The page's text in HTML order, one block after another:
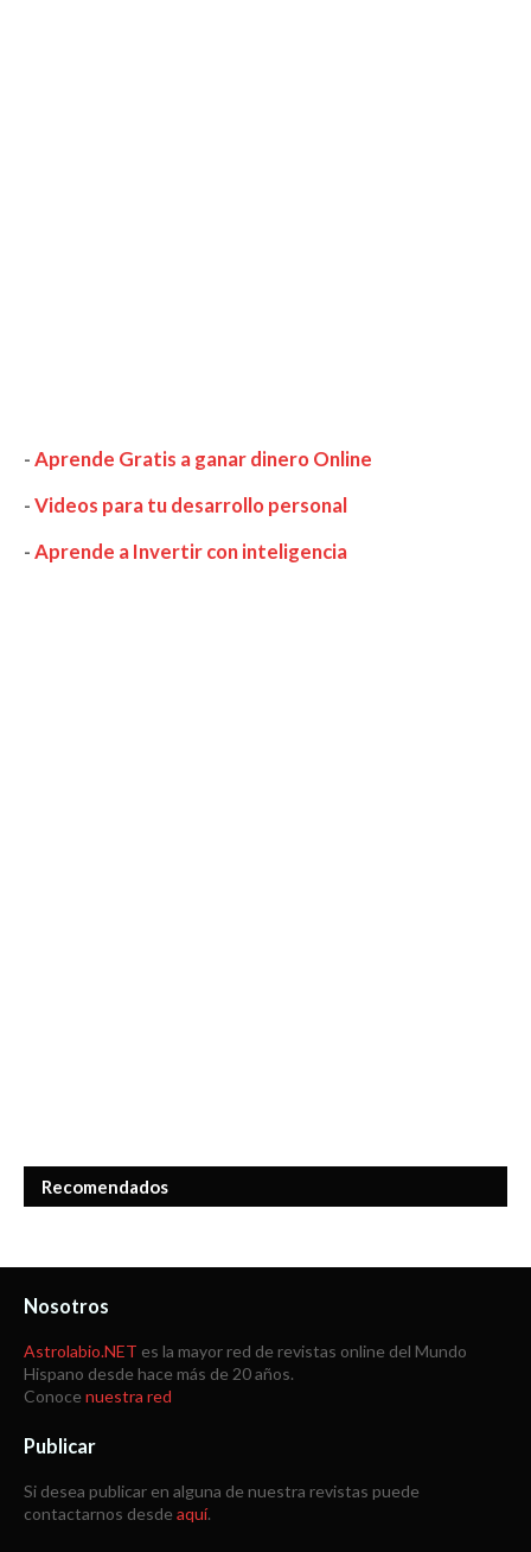
-Aprende Gratis a ganar dinero Online
-Videos para tu desarrollo personal
-Aprende a Invertir con inteligencia
Recomendados
Nosotros
Astrolabio.NET es la mayor red de revistas online del Mundo
Hispano desde hace más de 20 años.
Conoce nuestra red
Publicar
Si desea publicar en alguna de nuestra revistas puede
contactarnos desde aquí.